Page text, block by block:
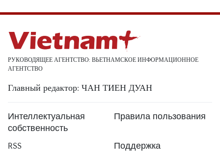
РУКОВОДЯЩЕЕ АГЕНТСТВО: ВЬЕТНАМСКОЕ ИНФОРМАЦИОННОЕ
АГЕНТСТВО
Главный редактор: ЧАН ТИЕН ДУАН
Интеллектуальная
собственность
Правила пользования
RSS
Поддержка